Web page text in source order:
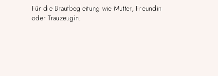
Für die Brautbegleitung wie Mutter, Freundin
oder Trauzeugin.